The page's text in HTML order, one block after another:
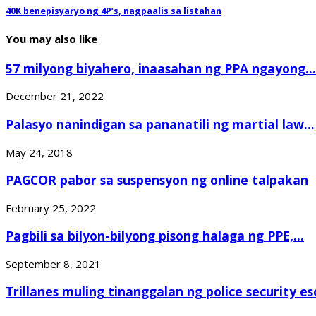
40K benepisyaryo ng 4P’s, nagpaalis sa listahan
You may also like
57 milyong biyahero, inaasahan ng PPA ngayong...
December 21, 2022
Palasyo nanindigan sa pananatili ng martial law...
May 24, 2018
PAGCOR pabor sa suspensyon ng online talpakan
February 25, 2022
Pagbili sa bilyon-bilyong pisong halaga ng PPE,...
September 8, 2021
Trillanes muling tinanggalan ng police security